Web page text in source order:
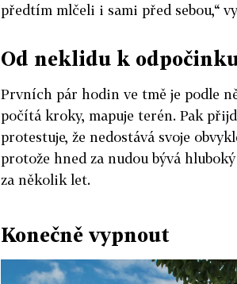
předtím mlčeli i sami před sebou,“
Od neklidu k
Prvních pár hodin ve tmě je podle
počítá kroky, mapuje terén. Pak
protestuje, že nedostává svoje
protože hned za nudou bývá
za několik let.
Konečně vypnout